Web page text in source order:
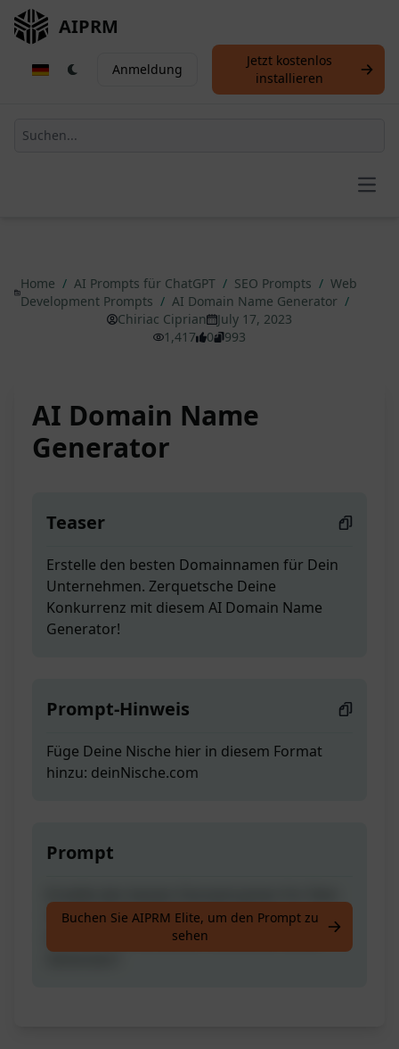
AIPRM
Anmeldung
Jetzt kostenlos
installieren
Home / AI Prompts für ChatGPT / SEO Prompts / Web
Development Prompts / AI Domain Name Generator /
Chiriac Ciprian
July 17, 2023
1,417
0 993
AI Domain Name
Generator
Teaser
Erstelle den besten Domainnamen für Dein
Unternehmen. Zerquetsche Deine
Konkurrenz mit diesem AI Domain Name
Generator!
Prompt-Hinweis
Füge Deine Nische hier in diesem Format
hinzu: deinNische.com
Prompt
Unternehmen. Zerquetsche Deine
Konkurrenz mit diesem AI Domain Name
Buchen Sie AIPRM Elite, um den Prompt zu
sehen